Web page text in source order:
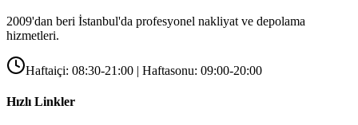
2009'dan beri İstanbul'da profesyonel nakliyat ve depolama
hizmetleri.
Haftaiçi: 08:30-21:00 | Haftasonu: 09:00-20:00
Hızlı Linkler